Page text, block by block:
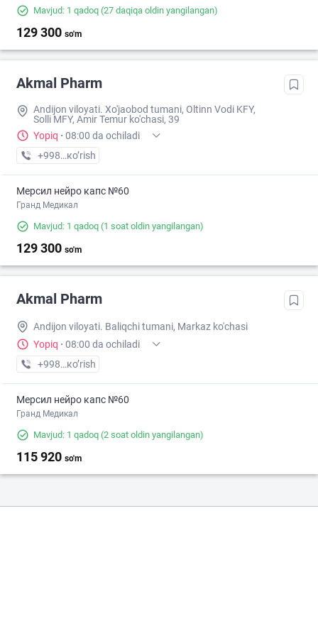
Mavjud: 1 qadoq (27 daqiqa oldin yangilangan)
129 300 so'm
Akmal Pharm
Andijon viloyati. Xo'jaobod tumani, Oltinn Vodi KFY,
Solli MFY, Amir Temur ko'chasi, 39
Yopiq · 08:00 da ochiladi
+998 (90) XXX-XX-XX
кo’rish
Мерсил нейро капс №60
Гранд Медикал
Mavjud: 1 qadoq (1 soat oldin yangilangan)
129 300 so'm
Akmal Pharm
Andijon viloyati. Baliqchi tumani, Markaz ko'chasi
Yopiq · 08:00 da ochiladi
+998 (91) XXX-XX-XX
кo’rish
Мерсил нейро капс №60
Гранд Медикал
Mavjud: 1 qadoq (2 soat oldin yangilangan)
115 920 so'm